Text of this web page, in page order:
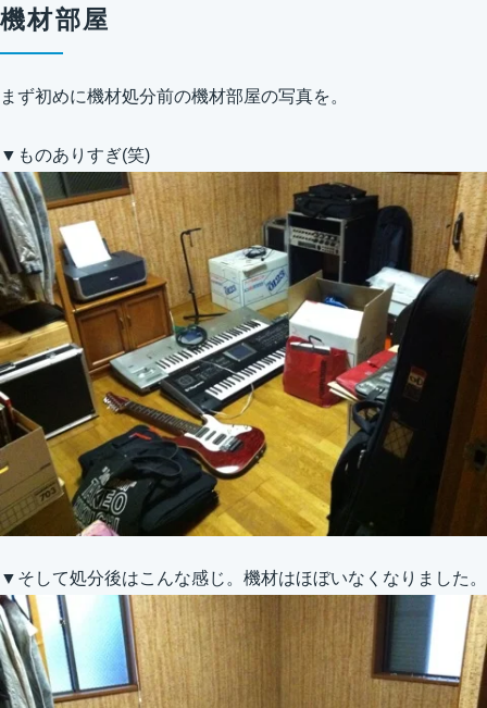
機材部屋
まず初めに機材処分前の機材部屋の写真を。
▼ものありすぎ(笑)
▼そして処分後はこんな感じ。機材はほぼいなくなりました。